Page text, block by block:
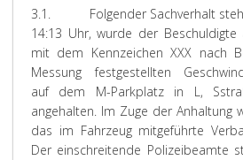
3.1. Folgender Sachverhalt steht
14:13 Uhr, wurde der Beschuldigte
mit dem Kennzeichen XXX nach
Messung festgestellten
auf dem M-Parkplatz in L,
angehalten. Im Zuge der Anhaltung
das im Fahrzeug mitgeführte
Der einschreitende Polizeibeamte